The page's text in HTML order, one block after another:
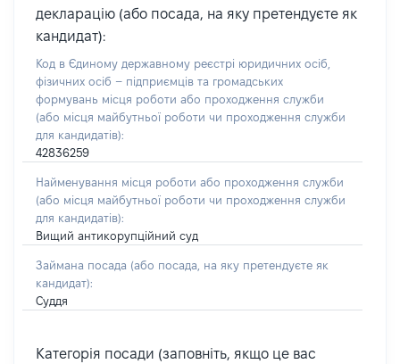
декларацію (або посада, на яку претендуєте як
кандидат):
Код в Єдиному державному реєстрі юридичних осіб,
фізичних осіб – підприємців та громадських
формувань місця роботи або проходження служби
(або місця майбутньої роботи чи проходження служби
для кандидатів):
42836259
Найменування місця роботи або проходження служби
(або місця майбутньої роботи чи проходження служби
для кандидатів):
Вищий антикорупційний суд
Займана посада (або посада, на яку претендуєте як
кандидат):
Суддя
Категорія посади (заповніть, якщо це вас